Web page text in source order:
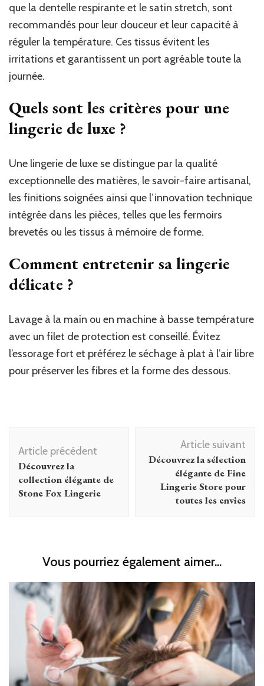
que la dentelle respirante et le satin stretch, sont
recommandés pour leur douceur et leur capacité à
réguler la température. Ces tissus évitent les
irritations et garantissent un port agréable toute la
journée.
Quels sont les critères pour une
lingerie de luxe ?
Une lingerie de luxe se distingue par la qualité
exceptionnelle des matières, le savoir-faire artisanal,
les finitions soignées ainsi que l’innovation technique
intégrée dans les pièces, telles que les fermoirs
brevetés ou les tissus à mémoire de forme.
Comment entretenir sa lingerie
délicate ?
Lavage à la main ou en machine à basse température
avec un filet de protection est conseillé. Évitez
l’essorage fort et préférez le séchage à plat à l’air libre
pour préserver les fibres et la forme des dessous.
d'article
Article précédent
Découvrez la
collection élégante de
Stone Fox Lingerie
Article suivant
Découvrez la sélection
élégante de Fine
Lingerie Store pour
toutes les envies
Vous pourriez également aimer...